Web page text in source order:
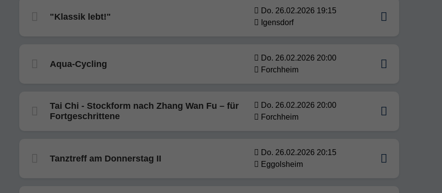
"Klassik lebt!"
Do. 26.02.2026 19:15
Igensdorf
Aqua-Cycling
Do. 26.02.2026 20:00
Forchheim
Tai Chi - Stockform nach Zhang Wan Fu – für
Fortgeschrittene
Do. 26.02.2026 20:00
Forchheim
Tanztreff am Donnerstag II
Do. 26.02.2026 20:15
Eggolsheim